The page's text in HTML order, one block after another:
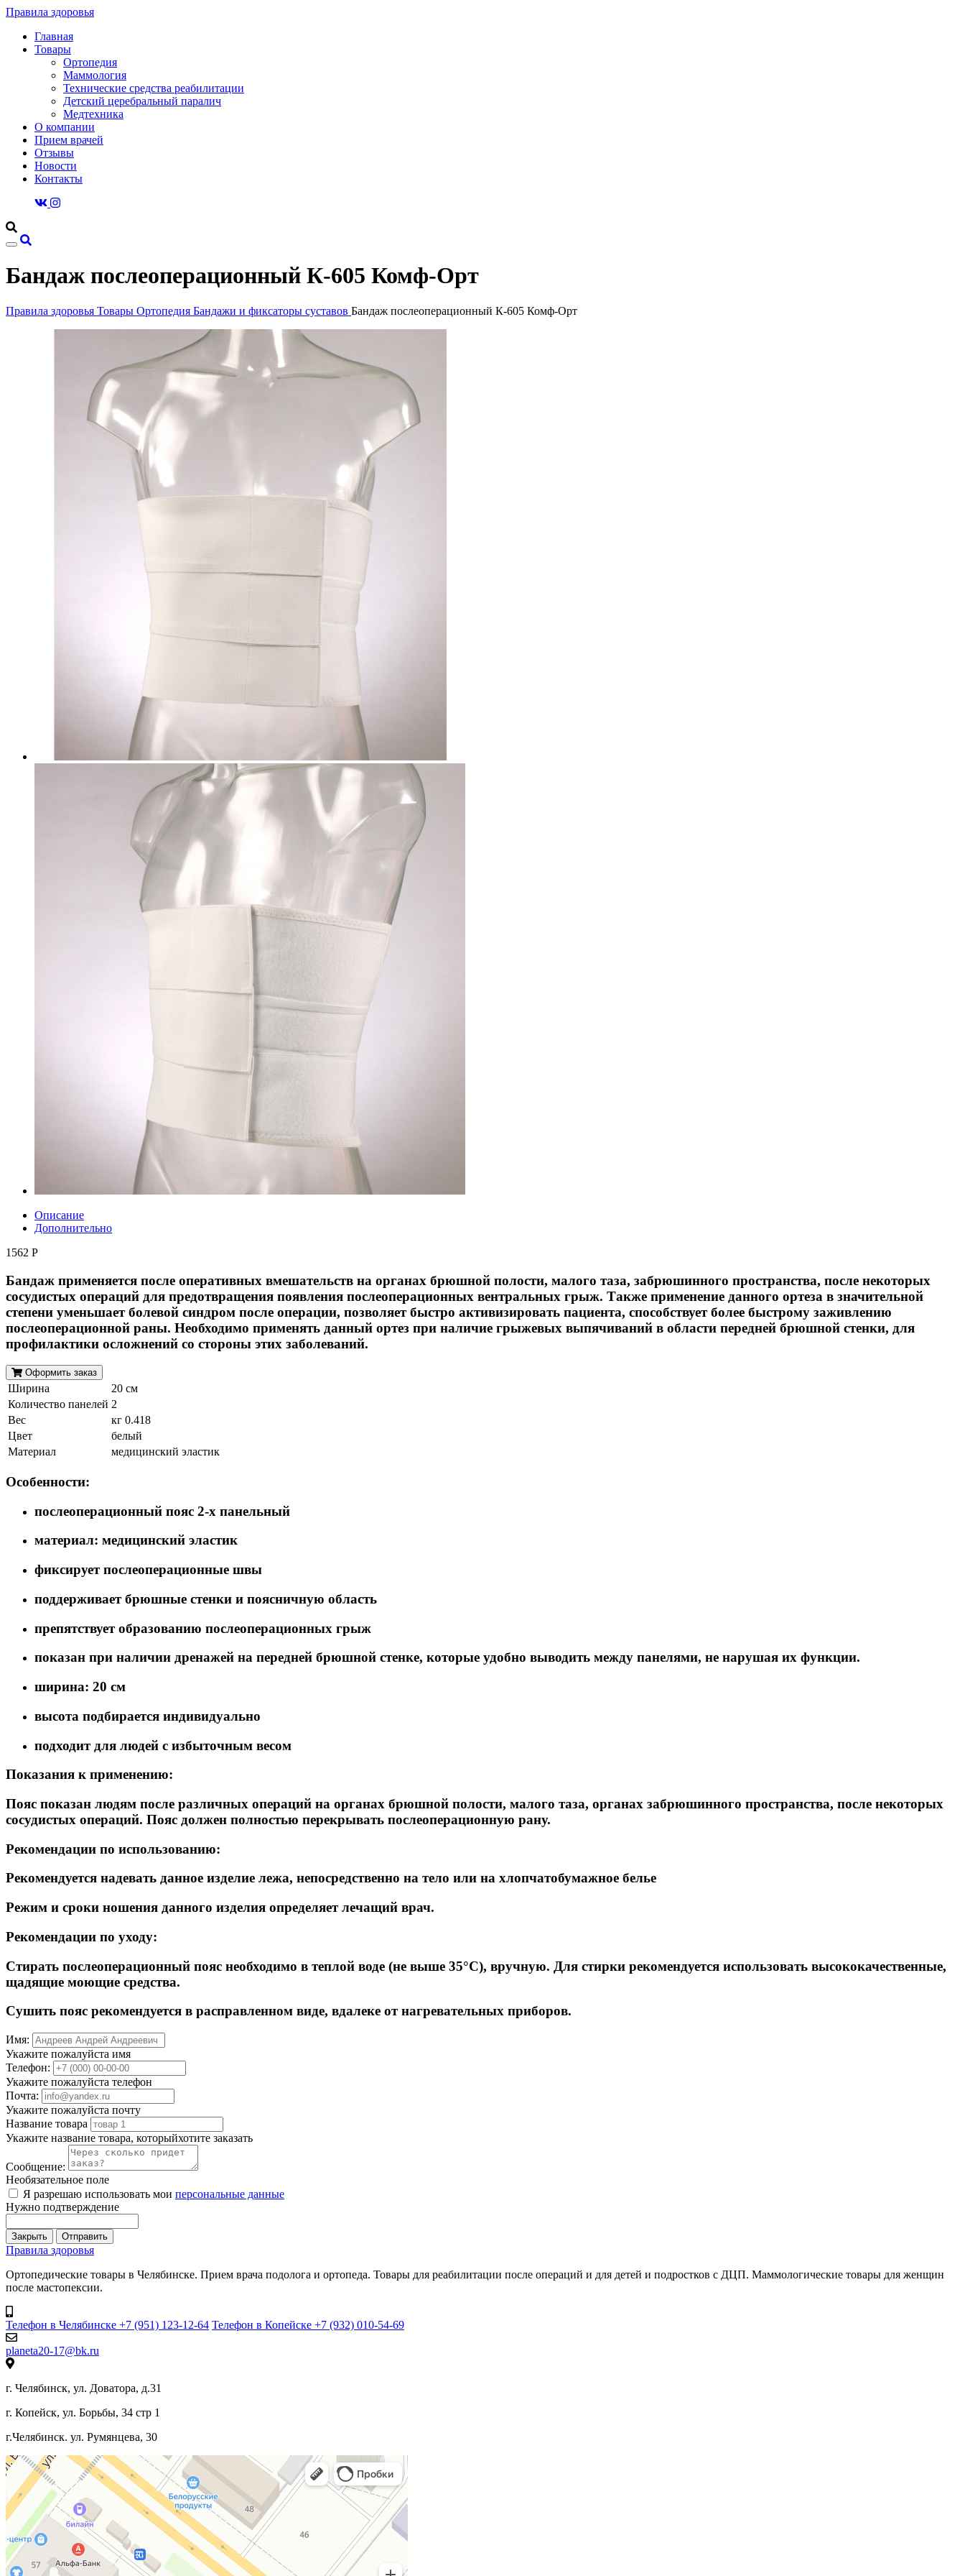
Правила здоровья
Главная
Товары
Ортопедия
Маммология
Технические средства реабилитации
Детский церебральный паралич
Медтехника
О компании
Прием врачей
Отзывы
Новости
Контакты
Бандаж послеоперационный К-605 Комф-Орт
Правила здоровья Товары Ортопедия Бандажи и фиксаторы суставов Бандаж послеоперационный К-605 Комф-Орт
Описание
Дополнительно
1562 Р
Бандаж применяется после оперативных вмешательств на органах брюшной полости, малого таза, забрюшинного пространства, после некоторых
сосудистых операций для предотвращения появления послеоперационных вентральных грыж. Также применение данного ортеза в значительной
степени уменьшает болевой синдром после операции, позволяет быстро активизировать пациента, способствует более быстрому заживлению
послеоперационной раны. Необходимо применять данный ортез при наличие грыжевых выпячиваний в области передней брюшной стенки, для
профилактики осложнений со стороны этих заболеваний.
Оформить заказ
Ширина
20 см
Количество панелей 2
Вес
кг 0.418
Цвет
белый
Материал
медицинский эластик
Особенности:
послеоперационный пояс 2-х панельный
материал: медицинский эластик
фиксирует послеоперационные швы
поддерживает брюшные стенки и поясничную область
препятствует образованию послеоперационных грыж
показан при наличии дренажей на передней брюшной стенке, которые удобно выводить между панелями, не нарушая их функции.
ширина: 20 см
высота подбирается индивидуально
подходит для людей с избыточным весом
Показания к применению:
Пояс показан людям после различных операций на органах брюшной полости, малого таза, органах забрюшинного пространства, после некоторых
сосудистых операций. Пояс должен полностью перекрывать послеоперационную рану.
Рекомендации по использованию:
Рекомендуется надевать данное изделие лежа, непосредственно на тело или на хлопчатобумажное белье
Режим и сроки ношения данного изделия определяет лечащий врач.
Рекомендации по уходу:
Стирать послеоперационный пояс необходимо в теплой воде (не выше 35°С), вручную. Для стирки рекомендуется использовать высококачественные,
щадящие моющие средства.
Сушить пояс рекомендуется в расправленном виде, вдалеке от нагревательных приборов.
Имя:
Укажите пожалуйста имя
Телефон:
Укажите пожалуйста телефон
Почта:
Укажите пожалуйста почту
Название товара
Укажите название товара, которыйхотите заказать
Сообщение:
Необязательное поле
Я разрешаю использовать мои персональные данные
Нужно подтверждение
Закрыть Отправить
Правила здоровья
Ортопедические товары в Челябинске. Прием врача подолога и ортопеда. Товары для реабилитации после операций и для детей и подростков с ДЦП. Маммологические товары для женщин
после мастопексии.
Телефон в Челябинске +7 (951) 123-12-64 Телефон в Копейске +7 (932) 010-54-69
planeta20-17@bk.ru
г. Челябинск, ул. Доватора, д.31
г. Копейск, ул. Борьбы, 34 стр 1
г.Челябинск. ул. Румянцева, 30